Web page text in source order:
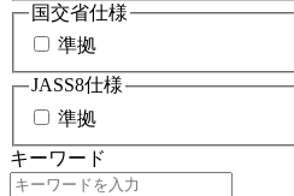
国交省仕様
準拠
JASS8仕様
準拠
キーワード